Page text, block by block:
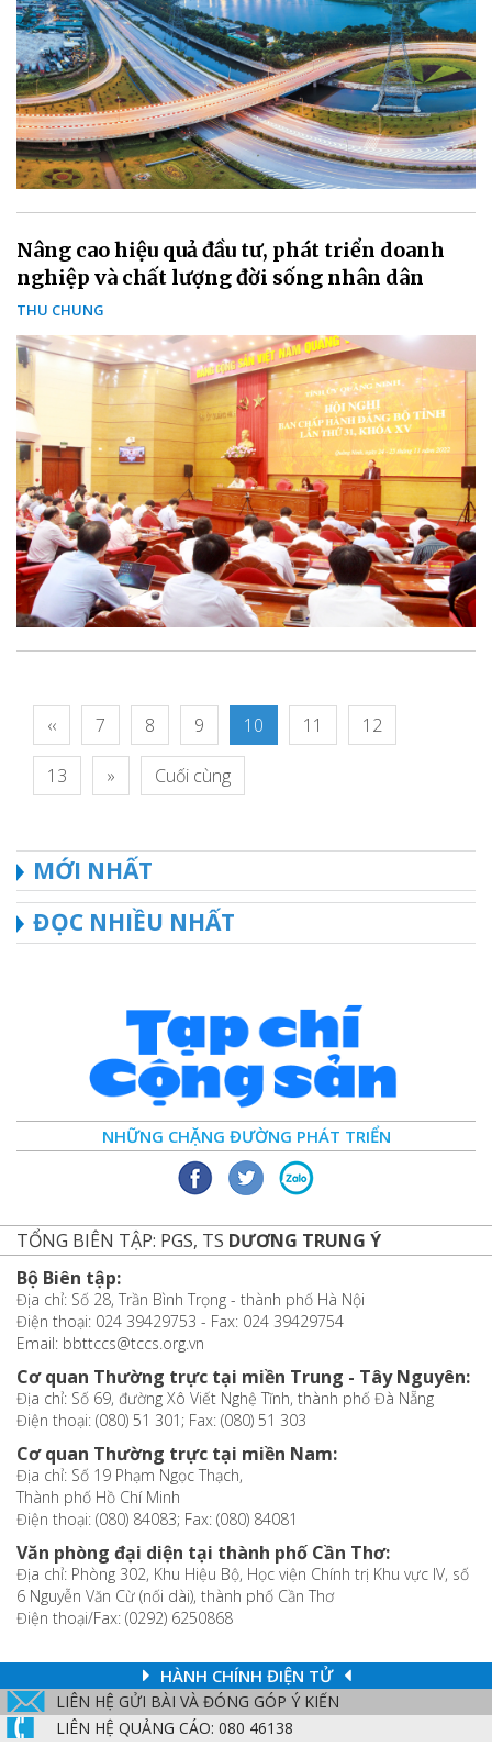
Nâng cao hiệu quả đầu tư, phát triển doanh
nghiệp và chất lượng đời sống nhân dân
THU CHUNG
‹‹ 7 8 9 10 11 12
13 » Cuối cùng
MỚI NHẤT
ĐỌC NHIỀU NHẤT
NHỮNG CHẶNG ĐƯỜNG PHÁT TRIỂN
TỔNG BIÊN TẬP: PGS, TS DƯƠNG TRUNG Ý
Bộ Biên tập:
Địa chỉ: Số 28, Trần Bình Trọng - thành phố Hà Nội
Điện thoại: 024 39429753 - Fax: 024 39429754
Email: bbttccs@tccs.org.vn
Cơ quan Thường trực tại miền Trung - Tây Nguyên:
Địa chỉ: Số 69, đường Xô Viết Nghệ Tĩnh, thành phố Đà Nẵng
Điện thoại: (080) 51 301; Fax: (080) 51 303
Cơ quan Thường trực tại miền Nam:
Địa chỉ: Số 19 Phạm Ngọc Thạch,
Thành phố Hồ Chí Minh
Điện thoại: (080) 84083; Fax: (080) 84081
Văn phòng đại diện tại thành phố Cần Thơ:
Địa chỉ: Phòng 302, Khu Hiệu Bộ, Học viện Chính trị Khu vực IV, số
6 Nguyễn Văn Cừ (nối dài), thành phố Cần Thơ
Điện thoại/Fax: (0292) 6250868
HÀNH CHÍNH ĐIỆN TỬ
LIÊN HỆ GỬI BÀI VÀ ĐÓNG GÓP Ý KIẾN
LIÊN HỆ QUẢNG CÁO: 080 46138